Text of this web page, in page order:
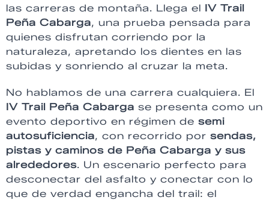
las carreras de montaña. Llega el IV Trail
Peña Cabarga, una prueba pensada para
quienes disfrutan corriendo por la
naturaleza, apretando los dientes en las
subidas y sonriendo al cruzar la meta.
No hablamos de una carrera cualquiera. El
IV Trail Peña Cabarga se presenta como un
evento deportivo en régimen de semi
autosuficiencia, con recorrido por sendas,
pistas y caminos de Peña Cabarga y sus
alrededores. Un escenario perfecto para
desconectar del asfalto y conectar con lo
que de verdad engancha del trail: el